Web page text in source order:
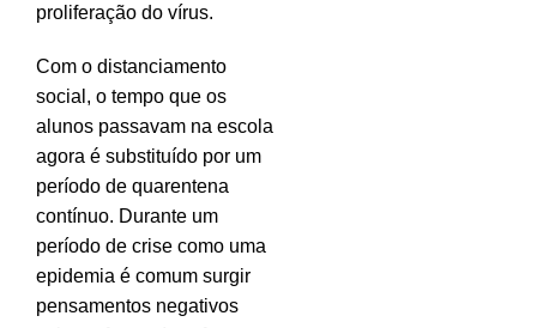
proliferação do vírus.
Com o distanciamento
social, o tempo que os
alunos passavam na escola
agora é substituído por um
período de quarentena
contínuo. Durante um
período de crise como uma
epidemia é comum surgir
pensamentos negativos